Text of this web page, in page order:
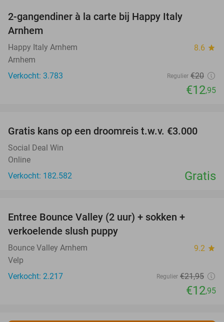
2-gangendiner à la carte bij Happy Italy
Arnhem
Happy Italy Arnhem 8.6 star
Arnhem
Verkocht: 3.783
Regulier €20
€12,95
Gratis kans op een droomreis t.w.v. €3.000
Social Deal Win
Online
Verkocht: 182.582
Gratis
Entree Bounce Valley (2 uur) + sokken +
verkoelende slush puppy
Bounce Valley Arnhem 9.2 star
Velp
Verkocht: 2.217
Regulier €21,95
€12,95